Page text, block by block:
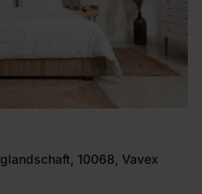
10068, Vavex